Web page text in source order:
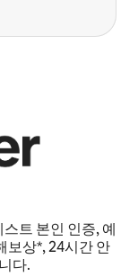
트 본인 인증, 예
보상*, 24시간 안
다.